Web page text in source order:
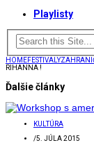
Playlisty
HOMEFESTIVALY
RIHANNA !
Ďalšie články
KULTÚRA
/5. JÚLA 2015